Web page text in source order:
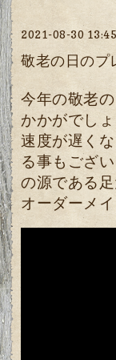
2021-08-30
敬老の日のプ
今年の敬老
かかがでし
速度が遅く
る事もござ
の源である
オーダーメ